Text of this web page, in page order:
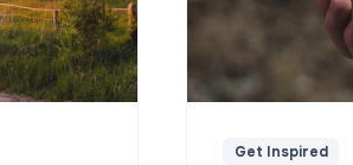
Get Inspired